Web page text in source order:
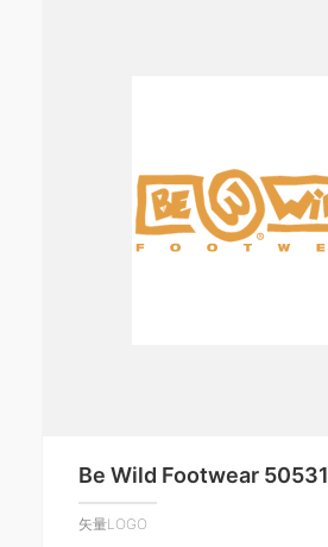
Be Wild Footwear 50531
矢量LOGO